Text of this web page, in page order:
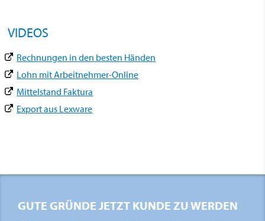
VIDEOS
Rechnungen in den besten Händen
Lohn mit Arbeitnehmer-Online
Mittelstand Faktura
Export aus Lexware
GUTE GRÜNDE JETZT KUNDE ZU WERDEN